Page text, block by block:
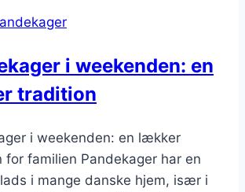
i weekenden: en
tradition
i weekenden: en lækker
for familien Pandekager har en
i mange danske hjem, især i